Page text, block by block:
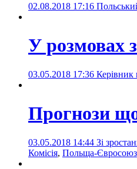
02.08.2018 17:16
У розмовах
03.05.2018 17:36 Керівник
Прогнози
03.05.2018 14:44 Зі
Комісія, Польща-Євросоюз